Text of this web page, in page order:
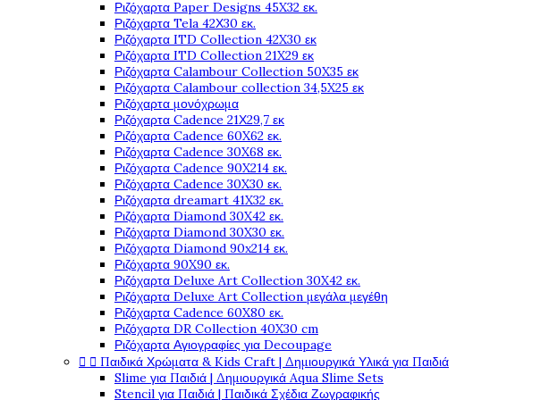
Ριζόχαρτα Paper Designs 45X32 εκ.
Ριζόχαρτα Tela 42Χ30 εκ.
Ριζόχαρτα ITD Collection 42X30 εκ
Ριζόχαρτα ITD Collection 21X29 εκ
Ριζόχαρτα Calambour Collection 50X35 εκ
Ριζόχαρτα Calambour collection 34,5X25 εκ
Ριζόχαρτα μονόχρωμα
Ριζόχαρτα Cadence 21Χ29,7 εκ
Ριζόχαρτα Cadence 60X62 εκ.
Ριζόχαρτα Cadence 30X68 εκ.
Ριζόχαρτα Cadence 90X214 εκ.
Ριζόχαρτα Cadence 30X30 εκ.
Ριζόχαρτα dreamart 41X32 εκ.
Ριζόχαρτα Diamond 30X42 εκ.
Ριζόχαρτα Diamond 30X30 εκ.
Ριζόχαρτα Diamond 90x214 εκ.
Ριζόχαρτα 90X90 εκ.
Ριζόχαρτα Deluxe Art Collection 30X42 εκ.
Ριζόχαρτα Deluxe Art Collection μεγάλα μεγέθη
Ριζόχαρτα Cadence 60X80 εκ.
Ριζόχαρτα DR Collection 40X30 cm
Ριζόχαρτα Αγιογραφίες για Decoupage
  Παιδικά Χρώματα & Kids Craft | Δημιουργικά Υλικά για Παιδιά
Slime για Παιδιά | Δημιουργικά Aqua Slime Sets
Stencil για Παιδιά | Παιδικά Σχέδια Ζωγραφικής